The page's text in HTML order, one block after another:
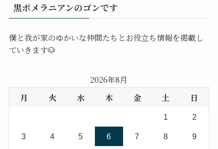
黒ポメラニアンのゴンです
僕と我が家のゆかいな仲間たちとお役立ち情報を掲載し
ていきます🐶
2026年8月
月
火 水 木 金 土 日
1 2
3 4 5 6 7 8 9